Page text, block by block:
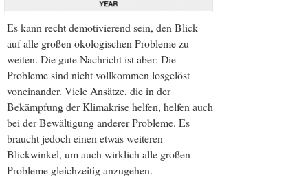
Es kann recht demotivierend sein, den Blick
auf alle großen ökologischen Probleme zu
weiten. Die gute Nachricht ist aber: Die
Probleme sind nicht vollkommen losgelöst
voneinander. Viele Ansätze, die in der
Bekämpfung der Klimakrise helfen, helfen auch
bei der Bewältigung anderer Probleme. Es
braucht jedoch einen etwas weiteren
Blickwinkel, um auch wirklich alle großen
Probleme gleichzeitig anzugehen.